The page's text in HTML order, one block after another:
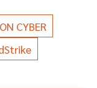
CYBER